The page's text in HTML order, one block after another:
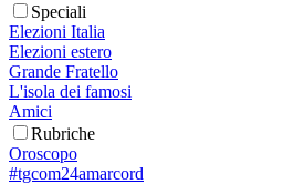
Speciali
Elezioni Italia
Elezioni estero
Grande Fratello
L'isola dei famosi
Amici
Rubriche
Oroscopo
#tgcom24amarcord